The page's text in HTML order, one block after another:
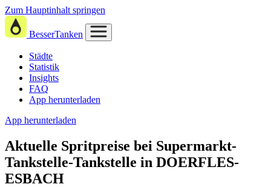
Zum Hauptinhalt springen
BesserTanken
Städte
Statistik
Insights
FAQ
App herunterladen
App herunterladen
Aktuelle Spritpreise bei Supermarkt-
Tankstelle-Tankstelle in DOERFLES-
ESBACH